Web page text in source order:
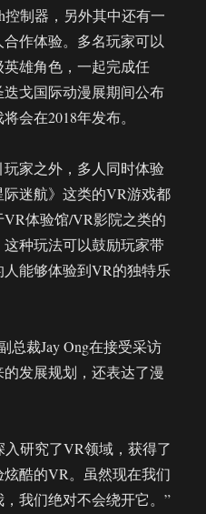
控制器，另外其中还有一
作体验。多名玩家可以
雄角色，一起完成任
戈国际动漫展期间公布
会在2018年发布。
家之外，多人同时体验
迷航》这类的VR游戏都
体验馆/VR影院之类的
种玩法可以鼓励玩家带
能够体验到VR的独特乐
总裁Jay Ong在接受采访
发展规划，还表达了漫
入研究了VR领域，获得了
酷的VR。虽然现在我们
我们绝对不会绕开它。”